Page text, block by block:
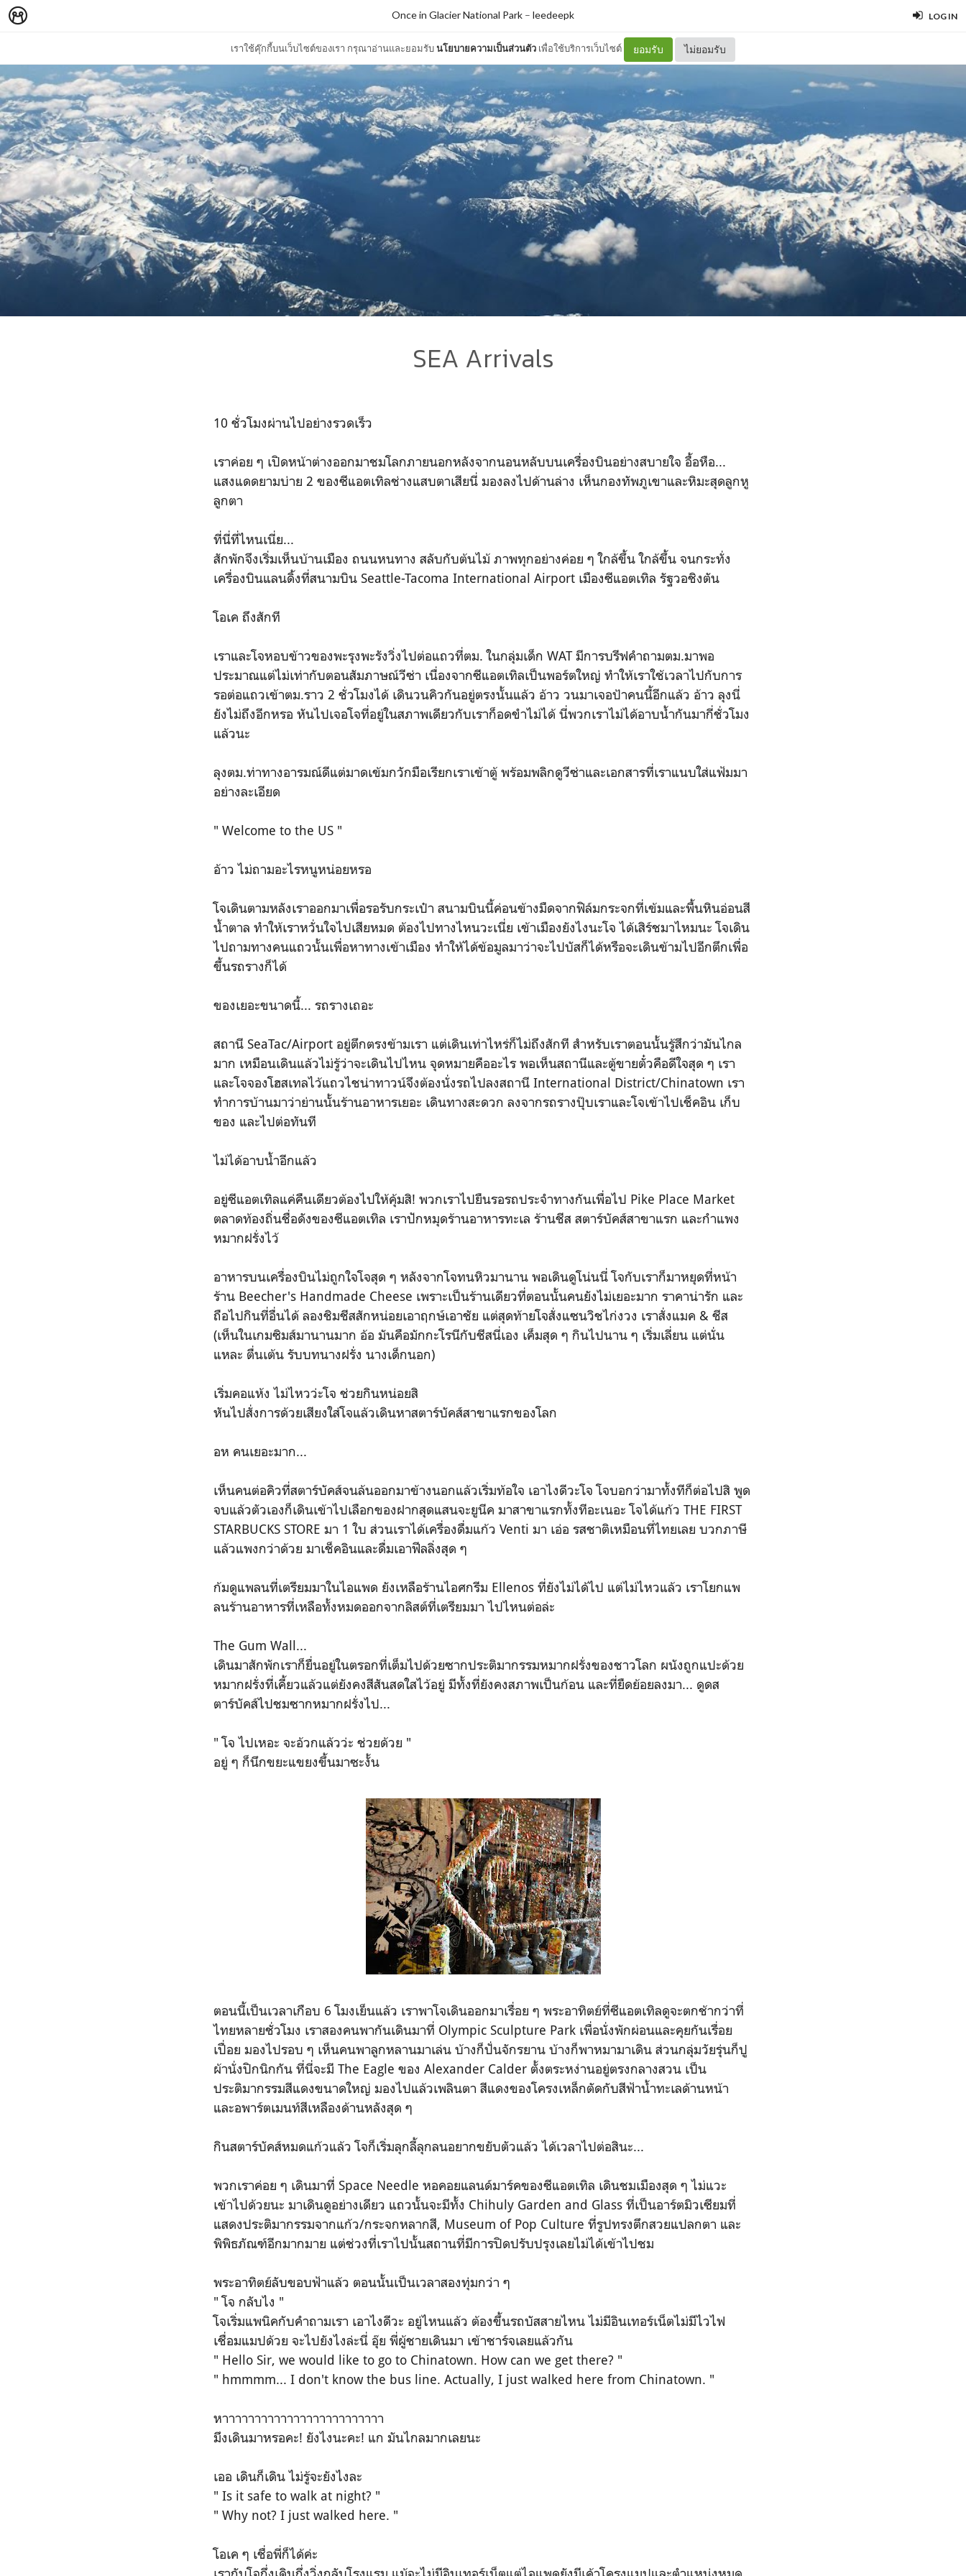
LOG IN
เราใช้คุ๊กกี้บนเว็บไซต์ของเรา กรุณาอ่านและยอมรับนโยบายความเป็นส่วนตัว เพื่อใช้บริการเว็บไซต์ ยอมรับ ไม่ยอมรับ
Once in Glacier National Park – leedeepk
SEA Arrivals
10 ชั่วโมงผ่านไปอย่างรวดเร็ว
เราค่อย ๆ เปิดหน้าต่างออกมาชมโลกภายนอกหลังจากนอนหลับบนเครื่องบินอย่างสบายใจ อื้อหือ...
แสงแดดยามบ่าย 2 ของซีแอตเทิลช่างแสบตาเสียนี่ มองลงไปด้านล่าง เห็นกองทัพภูเขาและหิมะสุดลูกหู
ลูกตา
ที่นี่ที่ไหนเนี่ย...
สักพักจึงเริ่มเห็นบ้านเมือง ถนนหนทาง สลับกับต้นไม้ ภาพทุกอย่างค่อย ๆ ใกล้ขึ้น ใกล้ขึ้น จนกระทั่ง
เครื่องบินแลนดิ้งที่สนามบิน Seattle-Tacoma International Airport เมืองซีแอตเทิล รัฐวอชิงตัน
โอเค ถึงสักที
เราและโจหอบข้าวของพะรุงพะรังวิ่งไปต่อแถวที่ตม. ในกลุ่มเด็ก WAT มีการบรีฟคำถามตม.มาพอ
ประมาณแต่ไม่เท่ากับตอนสัมภาษณ์วีซ่า เนื่องจากซีแอตเทิลเป็นพอร์ตใหญ่ ทำให้เราใช้เวลาไปกับการ
รอต่อแถวเข้าตม.ราว 2 ชั่วโมงได้ เดินวนคิวกันอยู่ตรงนั้นแล้ว อ้าว วนมาเจอป้าคนนี้อีกแล้ว อ้าว ลุงนี่
ยังไม่ถึงอีกหรอ หันไปเจอโจที่อยู่ในสภาพเดียวกับเราก็อดขำไม่ได้ นี่พวกเราไม่ได้อาบน้ำกันมากี่ชั่วโมง
แล้วนะ
ลุงตม.ท่าทางอารมณ์ดีแต่มาดเข้มกวักมือเรียกเราเข้าตู้ พร้อมพลิกดูวีซ่าและเอกสารที่เราแนบใส่แฟ้มมา
อย่างละเอียด
" Welcome to the US "
อ้าว ไม่ถามอะไรหนูหน่อยหรอ
โจเดินตามหลังเราออกมาเพื่อรอรับกระเป๋า สนามบินนี้ค่อนข้างมืดจากฟิล์มกระจกที่เข้มและพื้นหินอ่อนสี
น้ำตาล ทำให้เราหวั่นใจไปเสียหมด ต้องไปทางไหนวะเนี่ย เข้าเมืองยังไงนะโจ ได้เสิร์ชมาไหมนะ โจเดิน
ไปถามทางคนแถวนั้นเพื่อหาทางเข้าเมือง ทำให้ได้ข้อมูลมาว่าจะไปบัสก็ได้หรือจะเดินข้ามไปอีกตึกเพื่อ
ขึ้นรถรางก็ได้
ของเยอะขนาดนี้... รถรางเถอะ
สถานี SeaTac/Airport อยู่ตึกตรงข้ามเรา แต่เดินเท่าไหร่ก็ไม่ถึงสักที สำหรับเราตอนนั้นรู้สึกว่ามันไกล
มาก เหมือนเดินแล้วไม่รู้ว่าจะเดินไปไหน จุดหมายคืออะไร พอเห็นสถานีและตู้ขายตั๋วคือดีใจสุด ๆ เรา
และโจจองโฮสเทลไว้แถวไชน่าทาวน์จึงต้องนั่งรถไปลงสถานี International District/Chinatown เรา
ทำการบ้านมาว่าย่านนั้นร้านอาหารเยอะ เดินทางสะดวก ลงจากรถรางปุ๊บเราและโจเข้าไปเช็คอิน เก็บ
ของ และไปต่อทันที
ไม่ได้อาบน้ำอีกแล้ว
อยู่ซีแอตเทิลแค่คืนเดียวต้องไปให้คุ้มสิ! พวกเราไปยืนรอรถประจำทางกันเพื่อไป Pike Place Market
ตลาดท้องถิ่นชื่อดังของซีแอตเทิล เราปักหมุดร้านอาหารทะเล ร้านชีส สตาร์บัคส์สาขาแรก และกำแพง
หมากฝรั่งไว้
อาหารบนเครื่องบินไม่ถูกใจโจสุด ๆ หลังจากโจทนหิวมานาน พอเดินดูโน่นนี่ โจกับเราก็มาหยุดที่หน้า
ร้าน Beecher's Handmade Cheese เพราะเป็นร้านเดียวที่ตอนนั้นคนยังไม่เยอะมาก ราคาน่ารัก และ
ถือไปกินที่อื่นได้ ลองชิมชีสสักหน่อยเอาฤกษ์เอาชัย แต่สุดท้ายโจสั่งแซนวิชไก่งวง เราสั่งแมค & ชีส
(เห็นในเกมซิมส์มานานมาก อ้อ มันคือมักกะโรนีกับชีสนี่เอง เค็มสุด ๆ กินไปนาน ๆ เริ่มเลี่ยน แต่นั่น
แหละ ตื่นเต้น รับบทนางฝรั่ง นางเด็กนอก)
เริ่มคอแห้ง ไม่ไหวว่ะโจ ช่วยกินหน่อยสิ
หันไปสั่งการด้วยเสียงใส่โจแล้วเดินหาสตาร์บัคส์สาขาแรกของโลก
อห คนเยอะมาก...
เห็นคนต่อคิวที่สตาร์บัคส์จนล้นออกมาข้างนอกแล้วเริ่มท้อใจ เอาไงดีวะโจ โจบอกว่ามาทั้งทีก็ต่อไปสิ พูด
จบแล้วตัวเองก็เดินเข้าไปเลือกของฝากสุดแสนจะยูนีค มาสาขาแรกทั้งทีอะเนอะ โจได้แก้ว THE FIRST
STARBUCKS STORE มา 1 ใบ ส่วนเราได้เครื่องดื่มแก้ว Venti มา เอ่อ รสชาติเหมือนที่ไทยเลย บวกภาษี
แล้วแพงกว่าด้วย มาเช็คอินและดื่มเอาฟีลลิ่งสุด ๆ
ก้มดูแพลนที่เตรียมมาในไอแพด ยังเหลือร้านไอศกรีม Ellenos ที่ยังไม่ได้ไป แต่ไม่ไหวแล้ว เราโยกแพ
ลนร้านอาหารที่เหลือทั้งหมดออกจากลิสต์ที่เตรียมมา ไปไหนต่อล่ะ
The Gum Wall...
เดินมาสักพักเราก็ยื่นอยู่ในตรอกที่เต็มไปด้วยซากประติมากรรมหมากฝรั่งของชาวโลก ผนังถูกแปะด้วย
หมากฝรั่งที่เคี้ยวแล้วแต่ยังคงสีสันสดใสไว้อยู่ มีทั้งที่ยังคงสภาพเป็นก้อน และที่ยืดย้อยลงมา... ดูดส
ตาร์บัคส์ไปชมซากหมากฝรั่งไป...
" โจ ไปเหอะ จะอ้วกแล้วว่ะ ช่วยด้วย "
อยู่ ๆ ก็นึกขยะแขยงขึ้นมาซะงั้น
ตอนนี้เป็นเวลาเกือบ 6 โมงเย็นแล้ว เราพาโจเดินออกมาเรื่อย ๆ พระอาทิตย์ที่ซีแอตเทิลดูจะตกช้ากว่าที่
ไทยหลายชั่วโมง เราสองคนพากันเดินมาที่ Olympic Sculpture Park เพื่อนั่งพักผ่อนและคุยกันเรื่อย
เปื่อย มองไปรอบ ๆ เห็นคนพาลูกหลานมาเล่น บ้างก็ปั่นจักรยาน บ้างก็พาหมามาเดิน ส่วนกลุ่มวัยรุ่นก็ปู
ผ้านั่งปิกนิกกัน ที่นี่จะมี The Eagle ของ Alexander Calder ตั้งตระหง่านอยู่ตรงกลางสวน เป็น
ประติมากรรมสีแดงขนาดใหญ่ มองไปแล้วเพลินตา สีแดงของโครงเหล็กตัดกับสีฟ้าน้ำทะเลด้านหน้า
และอพาร์ตเมนท์สีเหลืองด้านหลังสุด ๆ
กินสตาร์บัคส์หมดแก้วแล้ว โจก็เริ่มลุกลี้ลุกลนอยากขยับตัวแล้ว ได้เวลาไปต่อสินะ...
พวกเราค่อย ๆ เดินมาที่ Space Needle หอคอยแลนด์มาร์คของซีแอตเทิล เดินชมเมืองสุด ๆ ไม่แวะ
เข้าไปด้วยนะ มาเดินดูอย่างเดียว แถวนั้นจะมีทั้ง Chihuly Garden and Glass ที่เป็นอาร์ตมิวเซียมที่
แสดงประติมากรรมจากแก้ว/กระจกหลากสี, Museum of Pop Culture ที่รูปทรงตึกสวยแปลกตา และ
พิพิธภัณฑ์อีกมากมาย แต่ช่วงที่เราไปนั้นสถานที่มีการปิดปรับปรุงเลยไม่ได้เข้าไปชม
พระอาทิตย์ลับขอบฟ้าแล้ว ตอนนั้นเป็นเวลาสองทุ่มกว่า ๆ
" โจ กลับไง "
โจเริ่มแพนิคกับคำถามเรา เอาไงดีวะ อยู่ไหนแล้ว ต้องขึ้นรถบัสสายไหน ไม่มีอินเทอร์เน็ตไม่มีไวไฟ
เชื่อมแมปด้วย จะไปยังไงล่ะนี่ อุ๊ย พี่ผู้ชายเดินมา เข้าชาร์จเลยแล้วกัน
" Hello Sir, we would like to go to Chinatown. How can we get there? "
" hmmmm... I don't know the bus line. Actually, I just walked here from Chinatown. "
หาาาาาาาาาาาาาาาาาาาาาาาาา
มึงเดินมาหรอคะ! ยังไงนะคะ! แก มันไกลมากเลยนะ
เออ เดินก็เดิน ไม่รู้จะยังไงละ
" Is it safe to walk at night? "
" Why not? I just walked here. "
โอเค ๆ เชื่อพี่ก็ได้ค่ะ